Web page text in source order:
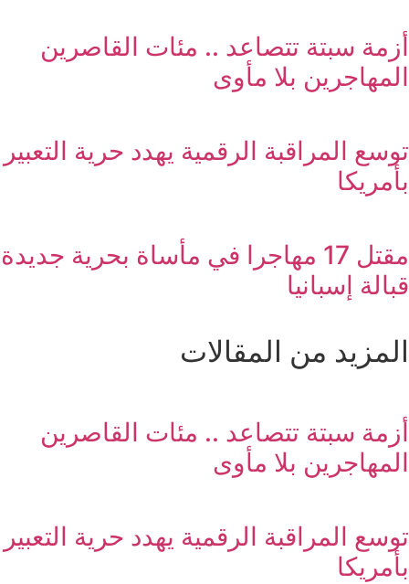
أزمة سبتة تتصاعد .. مئات القاصرين
المهاجرين بلا مأوى
توسع المراقبة الرقمية يهدد حرية التعبير
بأمريكا
مقتل 17 مهاجرا في مأساة بحرية جديدة
قبالة إسبانيا
المزيد من المقالات
أزمة سبتة تتصاعد .. مئات القاصرين
المهاجرين بلا مأوى
توسع المراقبة الرقمية يهدد حرية التعبير
بأمريكا